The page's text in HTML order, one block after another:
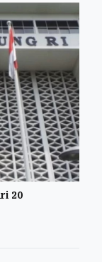
20